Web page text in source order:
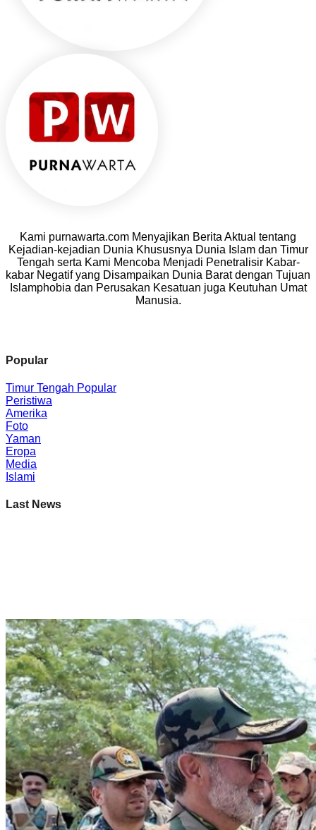
Kami purnawarta.com Menyajikan Berita Aktual tentang
Kejadian-kejadian Dunia Khususnya Dunia Islam dan Timur
Tengah serta Kami Mencoba Menjadi Penetralisir Kabar-
kabar Negatif yang Disampaikan Dunia Barat dengan Tujuan
Islamphobia dan Perusakan Kesatuan juga Keutuhan Umat
Manusia.
Popular
Timur Tengah
Peristiwa
Amerika
Foto
Yaman
Eropa
Media
Islami
Last News